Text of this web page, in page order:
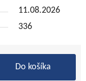
11.08.2026
336
Do košíka